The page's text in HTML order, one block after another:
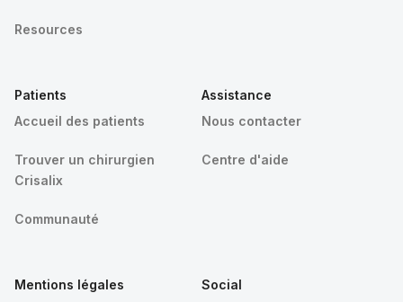
Resources
Patients
Accueil des patients
Trouver un chirurgien
Crisalix
Communauté
Assistance
Nous contacter
Centre d'aide
Mentions légales
Social